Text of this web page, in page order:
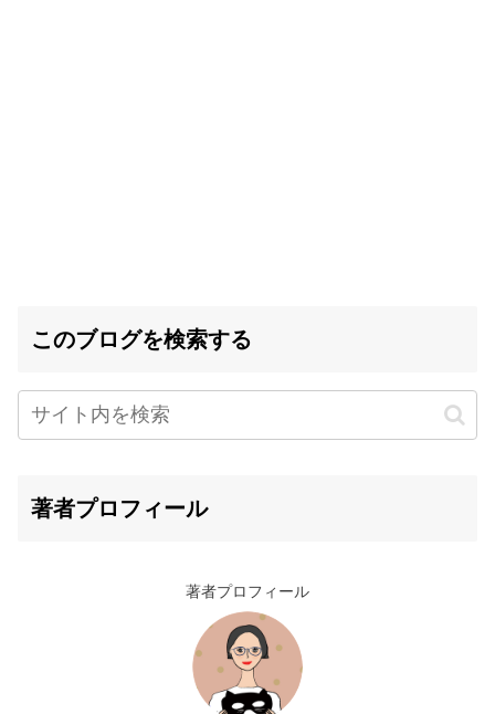
このブログを検索する
著者プロフィール
著者プロフィール